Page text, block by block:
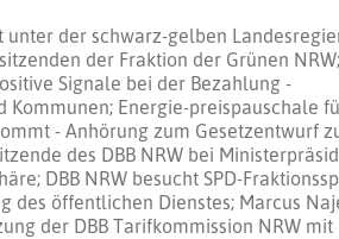
der schwarz-gelben
der Fraktion der Grünen NRW;
Signale bei der Bezahlung -
Kommunen; Energie-preispauschale
- Anhörung zum Gesetzentwurf
des DBB NRW bei
DBB NRW besucht SPD-
des öffentlichen Dienstes; Marcus
der DBB Tarifkommission NRW mit